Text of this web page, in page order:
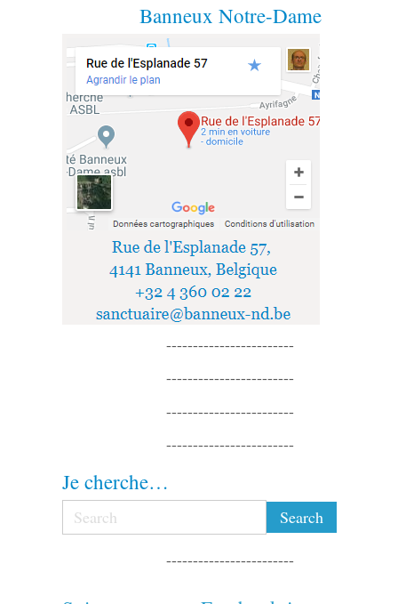
Banneux Notre-Dame
------------------------
------------------------
------------------------
------------------------
Je cherche…
------------------------